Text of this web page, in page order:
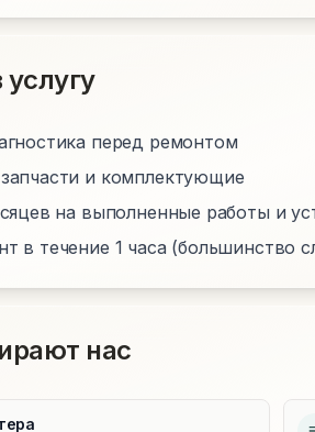
услугу
перед ремонтом
и комплектующие
на выполненные работы и
в течение 1 часа (большинство
нас